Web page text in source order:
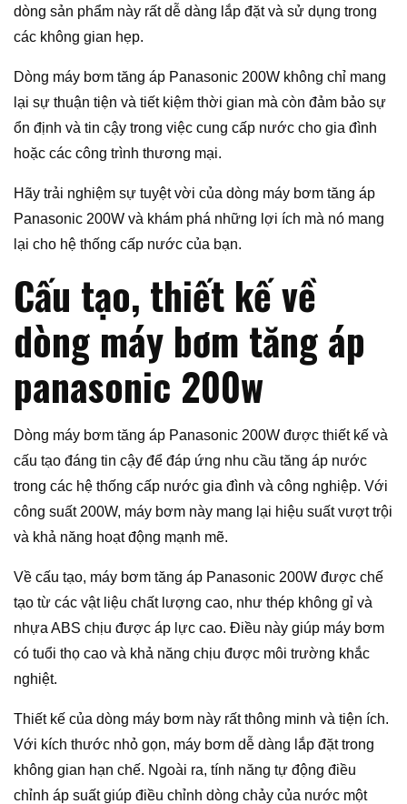
dòng sản phẩm này rất dễ dàng lắp đặt và sử dụng trong
các không gian hẹp.
Dòng máy bơm tăng áp Panasonic 200W không chỉ mang
lại sự thuận tiện và tiết kiệm thời gian mà còn đảm bảo sự
ổn định và tin cậy trong việc cung cấp nước cho gia đình
hoặc các công trình thương mại.
Hãy trải nghiệm sự tuyệt vời của dòng máy bơm tăng áp
Panasonic 200W và khám phá những lợi ích mà nó mang
lại cho hệ thống cấp nước của bạn.
Cấu tạo, thiết kế về
dòng máy bơm tăng áp
panasonic 200w
Dòng máy bơm tăng áp Panasonic 200W được thiết kế và
cấu tạo đáng tin cậy để đáp ứng nhu cầu tăng áp nước
trong các hệ thống cấp nước gia đình và công nghiệp. Với
công suất 200W, máy bơm này mang lại hiệu suất vượt trội
và khả năng hoạt động mạnh mẽ.
Về cấu tạo, máy bơm tăng áp Panasonic 200W được chế
tạo từ các vật liệu chất lượng cao, như thép không gỉ và
nhựa ABS chịu được áp lực cao. Điều này giúp máy bơm
có tuổi thọ cao và khả năng chịu được môi trường khắc
nghiệt.
Thiết kế của dòng máy bơm này rất thông minh và tiện ích.
Với kích thước nhỏ gọn, máy bơm dễ dàng lắp đặt trong
không gian hạn chế. Ngoài ra, tính năng tự động điều
chỉnh áp suất giúp điều chỉnh dòng chảy của nước một